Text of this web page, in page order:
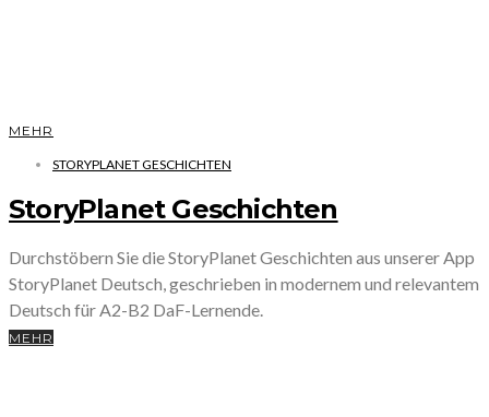
MEHR
STORYPLANET GESCHICHTEN
StoryPlanet Geschichten
Durchstöbern Sie die StoryPlanet Geschichten aus unserer App
StoryPlanet Deutsch, geschrieben in modernem und relevantem
Deutsch für A2-B2 DaF-Lernende.
MEHR